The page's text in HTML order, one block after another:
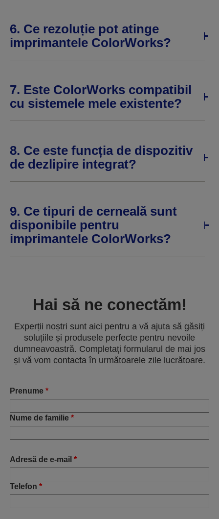
6. Ce rezoluție pot atinge
imprimantele ColorWorks?
7. Este ColorWorks compatibil
cu sistemele mele existente?
8. Ce este funcția de dispozitiv
de dezlipire integrat?
9. Ce tipuri de cerneală sunt
disponibile pentru
imprimantele ColorWorks?
Hai să ne conectăm!
Experții noștri sunt aici pentru a vă ajuta să găsiți
soluțiile și produsele perfecte pentru nevoile
dumneavoastră. Completați formularul de mai jos
și vă vom contacta în următoarele zile lucrătoare.
Prenume *
Nume de familie *
Adresă de e-mail *
Telefon *